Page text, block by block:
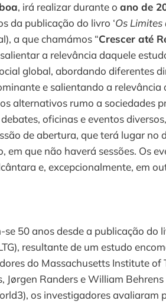
, irá realizar durante o ano de
da publicação do livro ‘Os
a que chamámos “Crescer até
a relevância daquele
global, abordando diferentes
e salientando a relevância
alternativos rumo a sociedades
oficinas e eventos
de abertura, que terá lugar no
em que não haverá sessões. Os
e, excepcionalmente, em
50 anos desde a publicação do
LTG), resultante de um estudo
do Massachusetts Institute of
Jørgen Randers e William
os investigadores avaliaram